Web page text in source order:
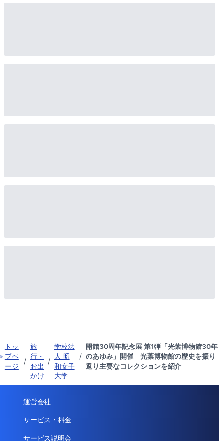
トッ
プペ
ージ
/
旅
行・
お出
かけ
/
学校法
人 昭
和女子
大学
/
開館30周年記念展 第1弾「光葉博物館30年
のあゆみ」開催 光葉博物館の歴史を振り
返り主要なコレクションを紹介
運営会社
サービス・料金
サービス説明会